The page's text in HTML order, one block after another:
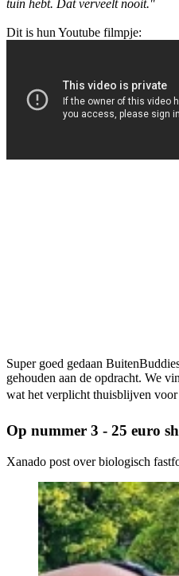
tuin hebt. Dat verveelt nooit."
Dit is hun Youtube filmpje:
Super goed gedaan
gehouden aan de opdracht. We
wat het verplicht thuisblijven
Op nummer 3 - 25 euro
Xanado post over biologisch